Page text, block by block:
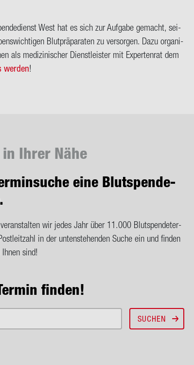
West hat es sich zur Auf­ga­be ge­macht, sei­
Blut­prä­pa­ra­ten zu ver­sor­gen. Dazu or­ga­ni­
als me­di­zi­ni­scher Dienst­leis­ter mit Ex­per­ten­rat dem
wer­den!
Ihrer Nähe
eine Blutspende-​
wir jedes Jahr über 11.000 Blut­spen­de­ter­
in der un­ten­ste­hen­den Suche ein und fin­den
sind!
fin­den!
SUCHEN